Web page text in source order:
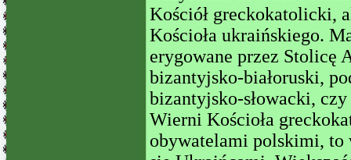
Kościół greckokatolicki,
Kościoła ukraińskiego.
erygowane przez Stolicę
bizantyjsko-białoruski,
bizantyjsko-słowacki,
Wierni Kościoła
obywatelami polskimi, to